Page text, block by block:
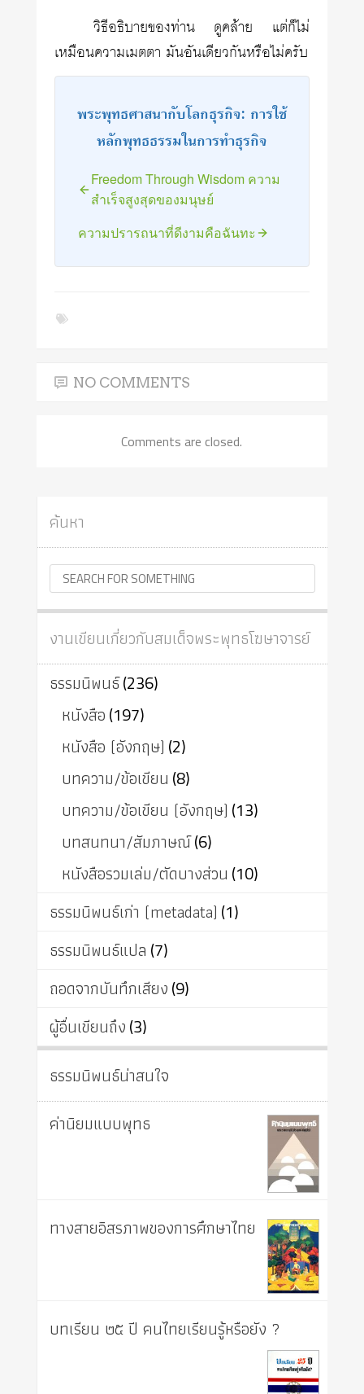
วิธีอธิบายของท่าน ดูคล้าย แต่ก็ไม่
เหมือนความเมตตา มันอันเดียวกันหรือไม่ครับ
พระพุทธศาสนากับโลกธุรกิจ: การใช้
หลักพุทธธรรมในการทำธุรกิจ
Freedom Through Wisdom ความ
สำเร็จสูงสุดของมนุษย์
ความปรารถนาที่ดีงามคือฉันทะ
NO COMMENTS
Comments are closed.
ค้นหา
งานเขียนเกี่ยวกับสมเด็จพระพุทธโฆษาจารย์
ธรรมนิพนธ์(236)
หนังสือ(197)
หนังสือ (อังกฤษ) (2)
บทความ/ข้อเขียน (8)
บทความ/ข้อเขียน (อังกฤษ) (13)
บทสนทนา/สัมภาษณ์(6)
หนังสือรวมเล่ม/ตัดบางส่วน (10)
ธรรมนิพนธ์เก่า (metadata) (1)
ธรรมนิพนธ์แปล (7)
ถอดจากบันทึกเสียง(9)
ผู้อื่นเขียนถึง(3)
ธรรมนิพนธ์น่าสนใจ
ค่านิยมแบบพุทธ
ทางสายอิสรภาพของการศึกษาไทย
บทเรียน ๒๕ ปี คนไทยเรียนรู้หรือยัง ?